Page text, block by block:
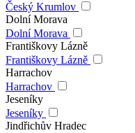
Český Krumlov
Dolní Morava
Dolní Morava
Františkovy Lázně
Františkovy Lázně
Harrachov
Harrachov
Jeseníky
Jeseníky
Jindřichův Hradec